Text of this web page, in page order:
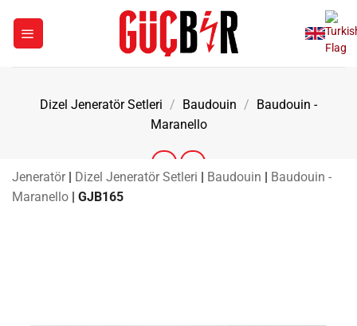
Dizel Jeneratör Setleri / Baudouin / Baudouin -
Maranello
Jeneratör | Dizel Jeneratör Setleri | Baudouin | Baudouin -
Maranello | GJB165